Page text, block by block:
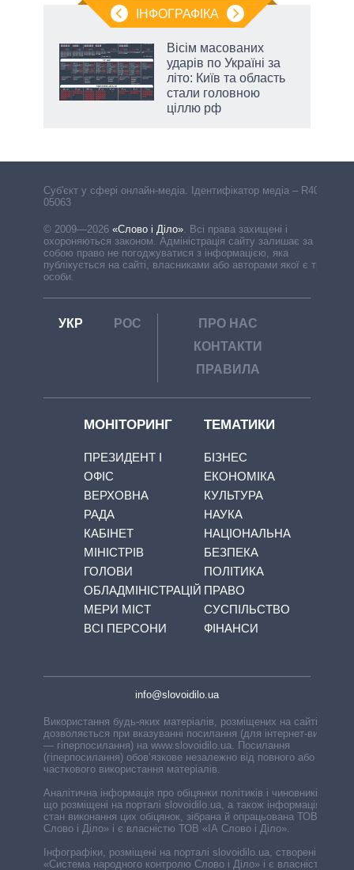
ІНФОГРАФІКА
Вісім масованих
ударів по Україні за
літо: Київ та область
стали головною
ціллю рф
Cуб'єкт у сфері онлайн-медіа. Ідентифікатор медіа – R40-
05063
© 2009—2026 «Слово і Діло»
Всі права захищені і
охороняються законом. Адміністрація сайту залишає за
собою право не погоджуватися з інформацією, яка
публікується на сайті, власниками або авторами якої є треті
особи.
УКР РОС
ПРО НАС
КОНТАКТИ
ПРАВИЛА
МОНІТОРИНГ
ПРЕЗИДЕНТ І
ОФІС
ВЕРХОВНА
РАДА
КАБІНЕТ
МІНІСТРІВ
ГОЛОВИ
ОБЛАДМІНІСТРАЦІЙ
МЕРИ МІСТ
ВСІ ПЕРСОНИ
ТЕМАТИКИ
БІЗНЕС
ЕКОНОМІКА
КУЛЬТУРА
НАУКА
НАЦІОНАЛЬНА
БЕЗПЕКА
ПОЛІТИКА
ПРАВО
СУСПІЛЬСТВО
ФІНАНСИ
info@slovoidilo.ua
Використання будь-яких матеріалів, розміщених на сайті,
дозволяється при вказуванні посилання (для інтернет-видань
— гіперпосилання) на www.slovoidilo.ua. Посилання
(гіперпосилання) обов’язкове незалежно від повного або
часткового використання матеріалів.
Аналітична інформація про обіцянки політиків і чиновників,
що розміщені на порталі slovoidilo.ua, а також інформація про
стан виконання цих обіцянок, зібрана й опрацьована ТОВ «ІА
Слово і Діло» і є власністю ТОВ «ІА Слово і Діло».
Інфографіки, розміщені на порталі slovoidilo.ua, створені ГО
«Система народного контролю Слово і Діло» і є власністю